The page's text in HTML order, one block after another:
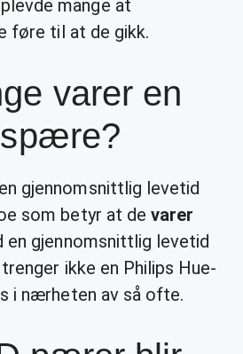
mange at
føre til at de gikk.
varer en
gjennomsnittlig levetid
som betyr at de varer
en gjennomsnittlig levetid
ikke en Philips Hue-
i nærheten av så ofte.